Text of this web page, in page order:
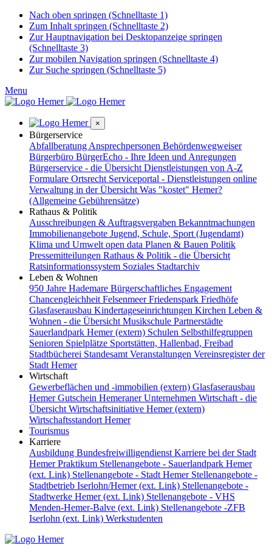
Nach oben springen (Schnelltaste 1)
Zum Inhalt springen (Schnelltaste 2)
Zur Hauptnavigation bei Desktopanzeige springen
(Schnelltaste 3)
Zur mobilen Navigation springen (Schnelltaste 4)
Zur Suche springen (Schnelltaste 5)
Menu
×
Bürgerservice
Abfallberatung Ansprechpersonen Behördenwegweiser
Bürgerbüro BürgerEcho - Ihre Ideen und Anregungen
Bürgerservice - die Übersicht Dienstleistungen von A-Z
Formulare Ortsrecht Serviceportal - Dienstleistungen online
Verwaltung in der Übersicht Was "kostet" Hemer?
(Allgemeine Gebührensätze)
Rathaus & Politik
Ausschreibungen & Auftragsvergaben Bekanntmachungen
Immobilienangebote Jugend, Schule, Sport (Jugendamt)
Klima und Umwelt open data Planen & Bauen Politik
Pressemitteilungen Rathaus & Politik - die Übersicht
Ratsinformationssystem Soziales Stadtarchiv
Leben & Wohnen
950 Jahre Hademare Bürgerschaftliches Engagement
Chancengleichheit FelsenmeerFriedenspark Friedhöfe
Glasfaserausbau Kindertageseinrichtungen Kirchen Leben &
Wohnen - die Übersicht Musikschule Partnerstädte
Sauerlandpark Hemer (extern) Schulen Selbsthilfegruppen
Senioren Spielplätze Sportstätten, Hallenbad, Freibad
Stadtbücherei Standesamt Veranstaltungen Vereinsregister der
Stadt Hemer
Wirtschaft
Gewerbeflächen und -immobilien (extern) Glasfaserausbau
Hemer Gutschein Hemeraner Unternehmen Wirtschaft - die
Übersicht Wirtschaftsinitiative Hemer (extern)
Wirtschaftsstandort Hemer
Tourismus
Karriere
Ausbildung Bundesfreiwilligendienst Karriere bei der Stadt
HemerPraktikum Stellenangebote - Sauerlandpark Hemer
(ext. Link) Stellenangebote - Stadt Hemer Stellenangebote -
Stadtbetrieb Iserlohn/Hemer (ext. Link) Stellenangebote -
Stadtwerke Hemer (ext. Link) Stellenangebote - VHS
Menden-Hemer-Balve (ext. Link) Stellenangebote -ZFB
Iserlohn (ext. Link) Werkstudenten